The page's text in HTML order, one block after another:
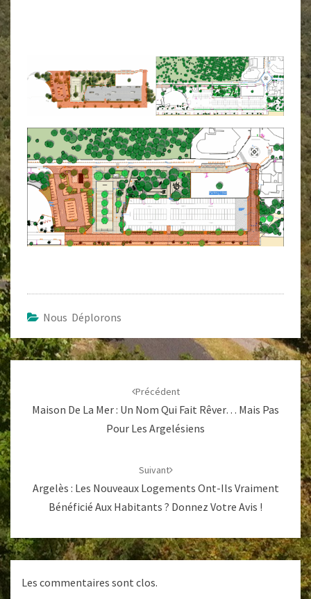
Nous Déplorons
Navigation
d'article
Précédent
Maison De La Mer : Un Nom Qui Fait Rêver… Mais Pas
Pour Les Argelésiens
Suivant
Argelès : Les Nouveaux Logements Ont-Ils Vraiment
Bénéficié Aux Habitants ? Donnez Votre Avis !
Les commentaires sont clos.